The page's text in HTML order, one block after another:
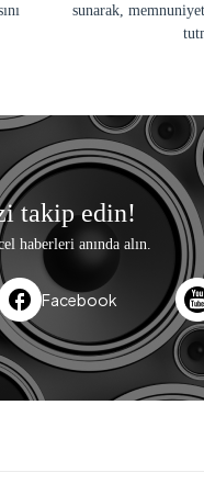
sunarak,
takip edin!
haberleri anında alın.
Facebook